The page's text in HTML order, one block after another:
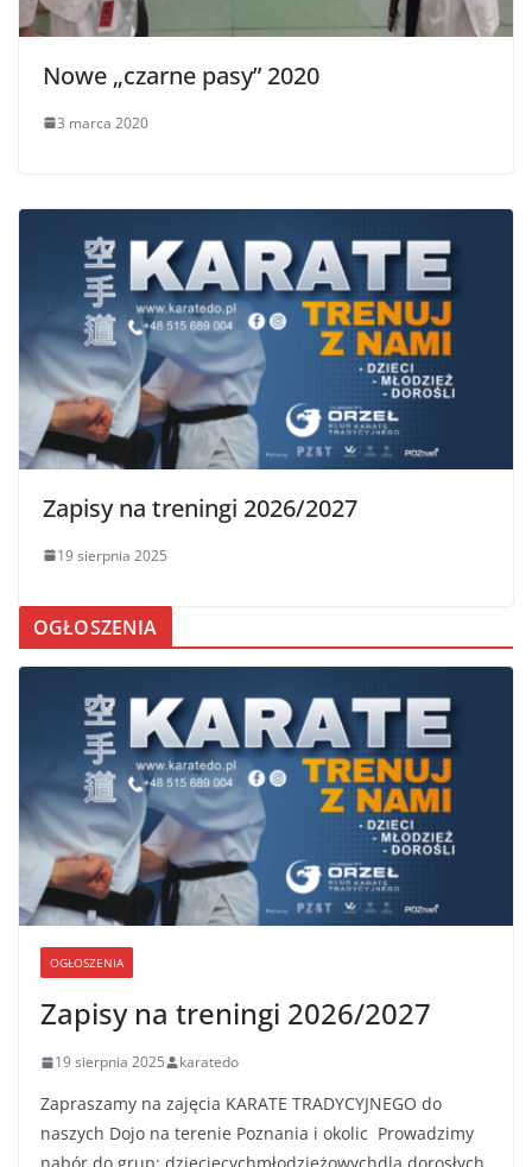
Nowe „czarne pasy” 2020
3 marca 2020
Zapisy na treningi 2026/2027
19 sierpnia 2025
OGŁOSZENIA
OGŁOSZENIA
Zapisy na treningi 2026/2027
19 sierpnia 2025 karatedo
Zapraszamy na zajęcia KARATE TRADYCYJNEGO do
naszych Dojo na terenie Poznania i okolic Prowadzimy